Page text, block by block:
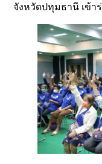
จังหวัดปทุมธานี เข้า